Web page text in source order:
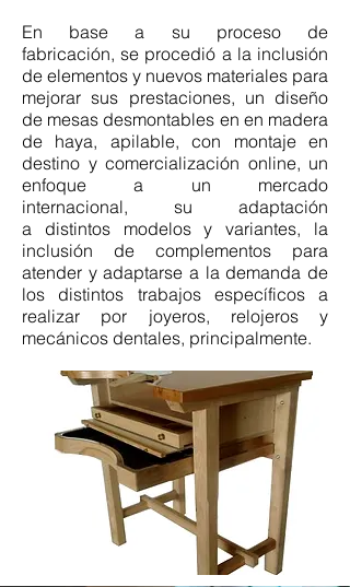
En base a su proceso de
fabricación, se procedió a la inclusión
de elementos y nuevos materiales para
mejorar sus prestaciones, un diseño
de mesas desmontables en en madera
de haya, apilable, con montaje en
destino y comercialización online, un
enfoque a un mercado
internacional, su adaptación
a distintos modelos y variantes, la
inclusión de complementos para
atender y adaptarse a la demanda de
los distintos trabajos específicos a
realizar por joyeros, relojeros y
mecánicos dentales, principalmente.